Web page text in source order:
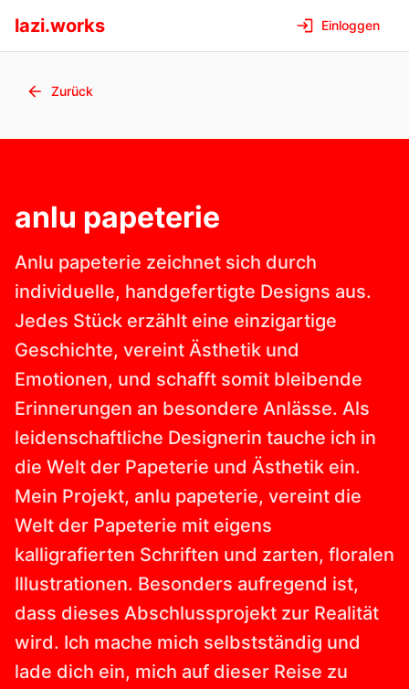
lazi.works Einloggen
Zurück
anlu papeterie
Anlu papeterie zeichnet sich durch
individuelle, handgefertigte Designs aus.
Jedes Stück erzählt eine einzigartige
Geschichte, vereint Ästhetik und
Emotionen, und schafft somit bleibende
Erinnerungen an besondere Anlässe. Als
leidenschaftliche Designerin tauche ich in
die Welt der Papeterie und Ästhetik ein.
Mein Projekt, anlu papeterie, vereint die
Welt der Papeterie mit eigens
kalligrafierten Schriften und zarten, floralen
Illustrationen. Besonders aufregend ist,
dass dieses Abschlussprojekt zur Realität
wird. Ich mache mich selbstständig und
lade dich ein, mich auf dieser Reise zu